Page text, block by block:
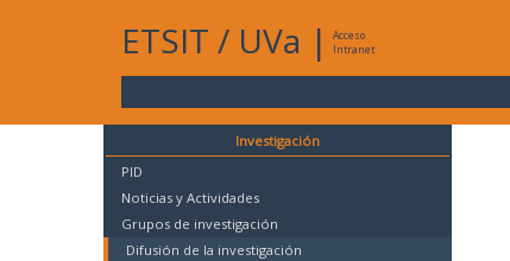
ETSIT / UVa |
Acceso
Intranet
Investigación
PID
Noticias y Actividades
Grupos de investigación
Difusión de la investigación